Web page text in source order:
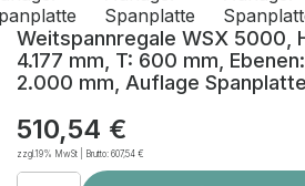
Weitspannregale WSX 5000,
4.177 mm, T: 600 mm,
2.000 mm, Auflage Spanplatte
510,54 €
zzgl.19% MwSt | Brutto:607,54 €